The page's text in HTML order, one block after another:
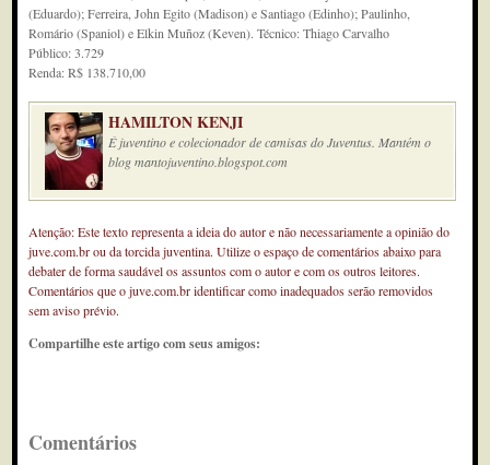
(Eduardo); Ferreira, John Egito (Madison) e Santiago (Edinho); Paulinho,
Romário (Spaniol) e Elkin Muñoz (Keven). Técnico: Thiago Carvalho
Público: 3.729
Renda: R$ 138.710,00
HAMILTON KENJI
É juventino e colecionador de camisas do Juventus. Mantém o
blog mantojuventino.blogspot.com
Atenção: Este texto representa a ideia do autor e não necessariamente a opinião do
juve.com.br ou da torcida juventina. Utilize o espaço de comentários abaixo para
debater de forma saudável os assuntos com o autor e com os outros leitores.
Comentários que o juve.com.br identificar como inadequados serão removidos
sem aviso prévio.
Compartilhe este artigo com seus amigos:
Comentários